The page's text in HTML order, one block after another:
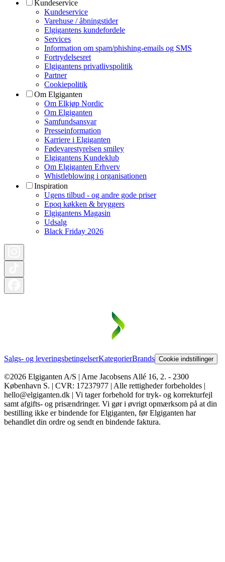
Kundeservice
Kundeservice
Varehuse / åbningstider
Elgigantens kundefordele
Services
Information om spam/phishing-emails og SMS
Fortrydelsesret
Elgigantens privatlivspolitik
Partner
Cookiepolitik
Om Elgiganten
Om Elkjøp Nordic
Om Elgiganten
Samfundsansvar
Presseinformation
Karriere i Elgiganten
Fødevarestyrelsen smiley
Elgigantens Kundeklub
Om Elgiganten Erhverv
Whistleblowing i organisationen
Inspiration
Ugens tilbud - og andre gode priser
Epoq køkken & bryggers
Elgigantens Magasin
Udsalg
Black Friday 2026
Salgs- og leveringsbetingelserKategorierBrands Cookie indstillinger
©2026 Elgiganten A/S | Arne Jacobsens Allé 16, 2. - 2300
København S. | CVR: 17237977 | Alle rettigheder forbeholdes |
hello@elgiganten.dk | Vi tager forbehold for tryk- og korrekturfejl
samt afgifts- og prisændringer. Vi gør i øvrigt opmærksom på at din
bestilling ikke er bindende for Elgiganten, før Elgiganten har
behandlet din ordre og sendt en bindende faktura.